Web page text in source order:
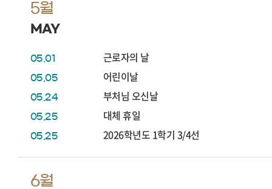
5월
MAY
05.01 근로자의 날
05.05 어린이날
05.24 부처님 오신날
05.25 대체 휴일
05.25 2026학년도 1학기 3/4선
6월